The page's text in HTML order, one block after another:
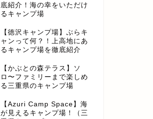
底紹介！海の幸をいただけ
るキャンプ場
【徳沢キャンプ場】ぶらキ
ャンって何？！上高地にあ
るキャンプ場を徹底紹介
【かぶとの森テラス】ソ
ロ〜ファミリーまで楽しめ
る三重県のキャンプ場
【Azuri Camp Space】海
が見えるキャンプ場！（三